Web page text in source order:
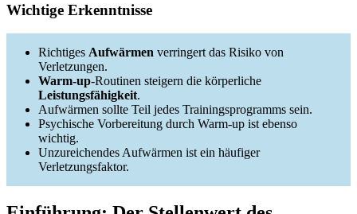
Wichtige Erkenntnisse
Richtiges Aufwärmen verringert das Risiko von
Verletzungen.
Warm-up-Routinen steigern die körperliche
Leistungsfähigkeit.
Aufwärmen sollte Teil jedes Trainingsprogramms sein.
Psychische Vorbereitung durch Warm-up ist ebenso
wichtig.
Unzureichendes Aufwärmen ist ein häufiger
Verletzungsfaktor.